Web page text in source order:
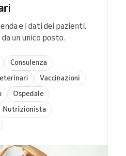
e i dati dei pazienti.
un unico posto.
Consulenza
Vaccinazioni
Ospedale
Nutrizionista